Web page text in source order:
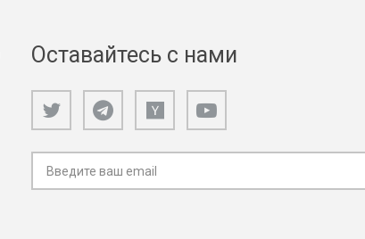
Оставайтесь с нами